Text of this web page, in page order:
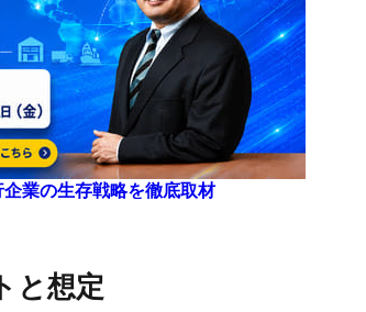
業の生存戦略を徹底取材
と想定